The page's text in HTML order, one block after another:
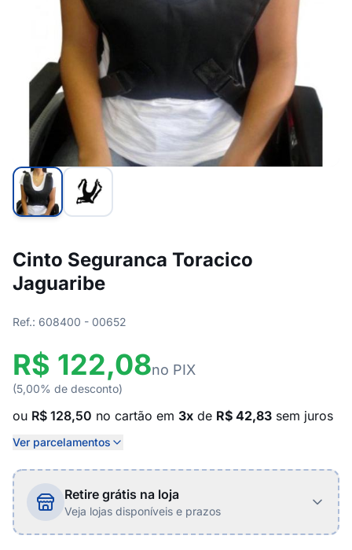
Cinto Seguranca Toracico
Jaguaribe
Ref.: 608400 - 00652
R$ 122,08no PIX
(5,00% de desconto)
ou R$ 128,50 no cartão em 3x de R$ 42,83 sem juros
Ver parcelamentos
Retire grátis na loja
Veja lojas disponíveis e prazos